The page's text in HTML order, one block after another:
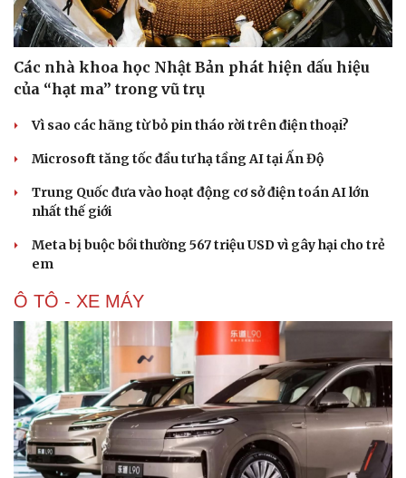
Các nhà khoa học Nhật Bản phát hiện dấu hiệu
của “hạt ma” trong vũ trụ
Vì sao các hãng từ bỏ pin tháo rời trên điện thoại?
Microsoft tăng tốc đầu tư hạ tầng AI tại Ấn Độ
Trung Quốc đưa vào hoạt động cơ sở điện toán AI lớn
nhất thế giới
Meta bị buộc bồi thường 567 triệu USD vì gây hại cho trẻ
em
Ô TÔ - XE MÁY